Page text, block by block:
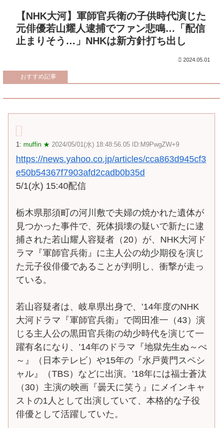
【NHK大河】軍師官兵衛の子供時代演じた
元俳優若山耀人逮捕でファン悲鳴…「配信
止まりそう…」NHKは新方針打ち出し
2024.05.01
おすすめ記事
1: muffin ★ 2024/05/01(水) 18:48:56.05 ID:M9PwgZW+9
https://news.yahoo.co.jp/articles/cca863d945cf3
e50b54367f7903afd2cadb0b35d
5/1(水) 15:40配信
栃木県那須町の河川敷で夫婦の焼かれた遺体が
見つかった事件で、死体損壊の疑いで新たに逮
捕された若山耀人容疑者（20）が、NHK大河ド
ラマ『軍師官兵衛』に主人公の幼少期役を演じ
た元子役俳優であることが判明し、衝撃が走っ
ている。
若山容疑者は、岐阜県出身で、’14年度のNHK
大河ドラマ『軍師官兵衛』で岡田准一（43）演
じる主人公の黒田官兵衛の幼少時代を演じて一
躍有名になり、’14年のドラマ『地獄先生ぬ～べ
～』（日本テレビ）や15年の『水戸黄門スペシ
ャル』（TBS）などに出演。’18年には福士蒼汰
（30）主演の映画『曇天に笑う』にメインキャ
ストの1人として出演していて、本格的な子役
俳優として活躍していた。